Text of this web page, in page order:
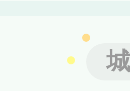
升级，横向镀
通，搭配横向